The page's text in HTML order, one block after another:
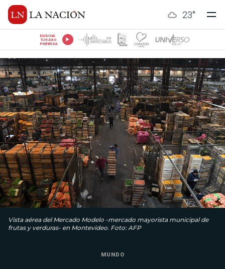
23°
ESCUCHÁ
TU RADIO
PREFERIDA
Vista aérea del Mercado Modelo -mercado mayorista municipal de
frutas y verduras- en Montevideo. Foto: AFP
MUNDO